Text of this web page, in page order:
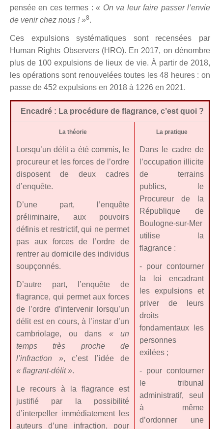
pensée en ces termes :« On va leur faire passer l’envie
de venir chez nous ! »8.
Ces expulsions systématiques sont recensées par
Human Rights Observers (HRO). En 2017, on dénombre
plus de 100 expulsions de lieux de vie. À partir de 2018,
les opérations sont renouvelées toutes les 48 heures : on
passe de 452 expulsions en 2018 à 1226 en 2021.
Encadré : La procédure de flagrance, c’est quoi ?
La théorie
Lorsqu’un délit a été commis, le
procureur et les forces de l’ordre
disposent de deux cadres
d’enquête.
D’une part, l’enquête
préliminaire, aux pouvoirs
définis et restrictif, qui ne permet
pas aux forces de l’ordre de
rentrer au domicile des individus
soupçonnés.
D’autre part, l’enquête de
flagrance, qui permet aux forces
de l’ordre d’intervenir lorsqu’un
délit est en cours, à l’instar d’un
cambriolage, ou dans « un
temps très proche de
l’infraction », c’est l’idée de
« flagrant-délit ».
Le recours à la flagrance est
justifié par la possibilité
d’interpeller immédiatement les
auteurs d’une infraction, pour
La pratique
Dans le cadre de
l’occupation illicite
de terrains
publics, le
Procureur de la
République de
Boulogne-sur-Mer
utilise la
flagrance :
- pour contourner
la loi encadrant
les expulsions et
priver de leurs
droits
fondamentaux les
personnes
exilées ;
- pour contourner
le tribunal
administratif, seul
à même
d’ordonner une